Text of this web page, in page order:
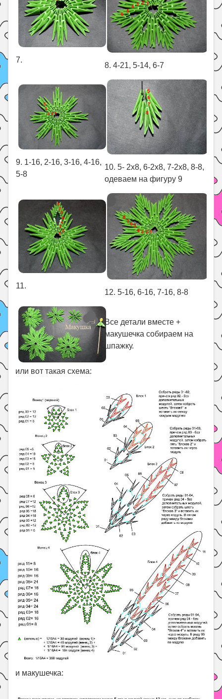
7.
8. 4-21, 5-14, 6-7
9. 1-16, 2-16, 3-16, 4-16,
5-8
10. 5- 2х8, 6-2х8, 7-2х8, 8-8,
одеваем на фигуру 9
11.
12. 5-16, 6-16, 7-16, 8-8
Все детали вместе +
макушечка собираем на
шпажку.
или вот такая схема:
и макушечка: